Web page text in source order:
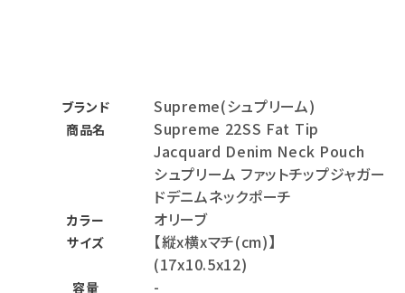
ブランド Supreme(シュプリーム)
商品名
Supreme 22SS Fat Tip
Jacquard Denim Neck Pouch
シュプリーム ファットチップジャガー
ドデニムネックポーチ
カラー オリーブ
サイズ
【縦x横xマチ(cm)】
(17x10.5x12)
容量 -